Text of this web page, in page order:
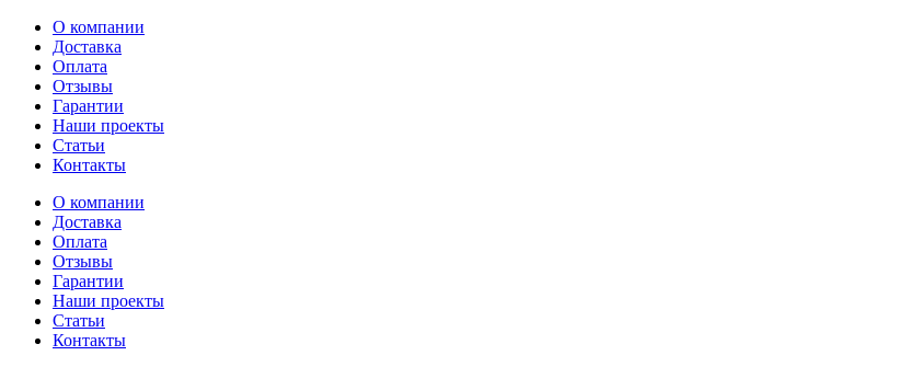
Перейти
содержимому
О компании
Доставка
Оплата
Отзывы
Гарантии
Наши проекты
Статьи
Контакты
О компании
Доставка
Оплата
Отзывы
Гарантии
Наши проекты
Статьи
Контакты